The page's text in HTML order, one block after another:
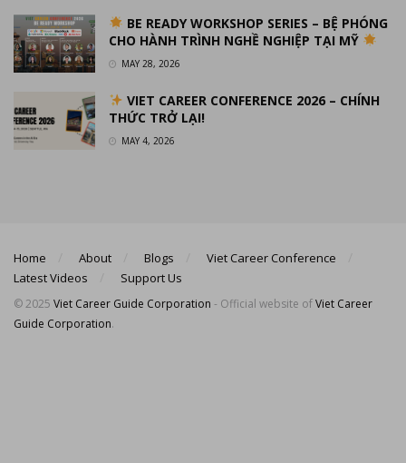
BE READY WORKSHOP SERIES – BỆ PHÓNG
CHO HÀNH TRÌNH NGHỀ NGHIỆP TẠI MỸ
MAY 28, 2026
VIET CAREER CONFERENCE 2026 – CHÍNH
THỨC TRỞ LẠI!
MAY 4, 2026
Home About Blogs
Viet Career Conference
Latest Videos
Support Us
© 2025 Viet Career Guide Corporation - Official website ofViet Career
Guide Corporation.